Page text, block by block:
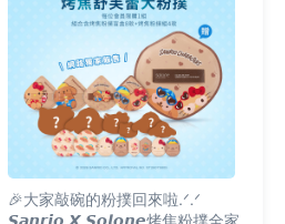
🎉大家敲碗的粉撲回來啦.ᐟ‪‪.ᐟ
𝙎𝙖𝙣𝙧𝙞𝙤 𝙓 𝙎𝙤𝙡𝙤𝙣𝙚烤焦粉撲全家